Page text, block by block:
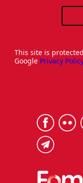
This site is
Google Privacy